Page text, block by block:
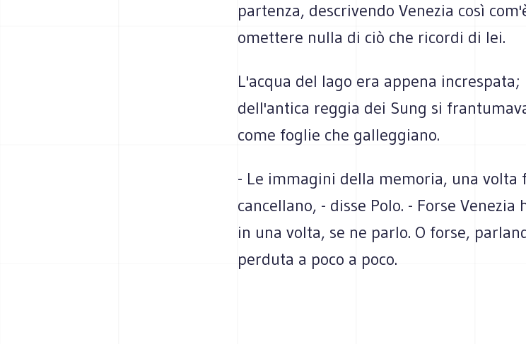
partenza, descrivendo Venezia così
omettere nulla di ciò che ri­cordi di lei.
L'acqua del lago era appena
dell'antica reggia dei Sung si
come foglie che galleggiano.
- Le immagini della memoria, una volta
cancellano, - disse Polo. - Forse
in una volta, se ne parlo. O forse,
perduta a poco a poco.